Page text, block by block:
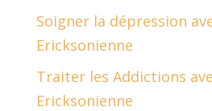
Soigner la dépression
Ericksonienne
Traiter les Addictions
Ericksonienne